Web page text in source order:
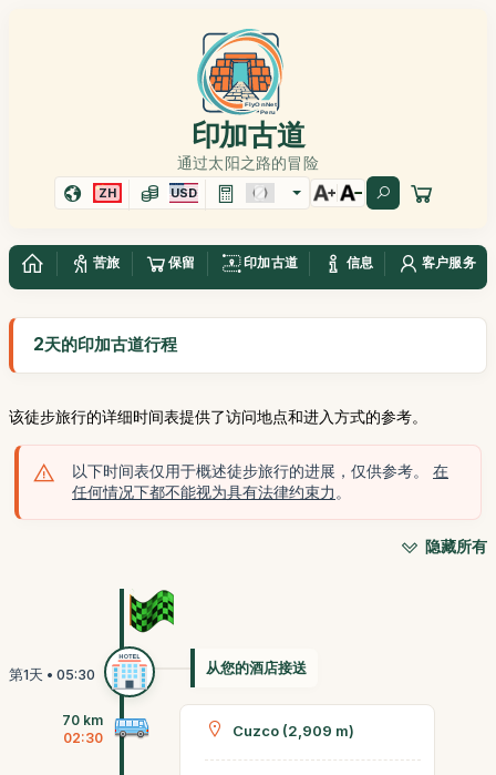
印加古道
通过太阳之路的冒险
ZH USD
苦旅 保留 印加古道 信息 客户服务
2天的印加古道行程
该徒步旅行的详细时间表提供了访问地点和进入方式的参考。
以下时间表仅用于概述徒步旅行的进展，仅供参考。 在
任何情况下都不能视为具有法律约束力 。
隐藏所有
从您的酒店接送
70 km
02:30
Cuzco (2,909 m)